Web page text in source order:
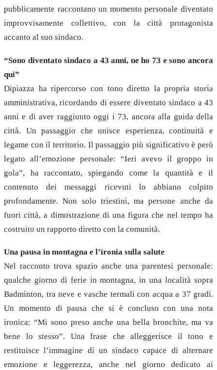
pubblicamente raccontano un momento personale diventato
improvvisamente collettivo, con la città protagonista
accanto al suo sindaco.
“Sono diventato sindaco a 43 anni, ne ho 73 e sono ancora
qui”
Dipiazza ha ripercorso con tono diretto la propria storia
amministrativa, ricordando di essere diventato sindaco a 43
anni e di aver raggiunto oggi i 73, ancora alla guida della
città. Un passaggio che unisce esperienza, continuità e
legame con il territorio. Il passaggio più significativo è però
legato all’emozione personale: “Ieri avevo il groppo in
gola”, ha raccontato, spiegando come la quantità e il
contenuto dei messaggi ricevuti lo abbiano colpito
profondamente. Non solo triestini, ma persone anche da
fuori città, a dimostrazione di una figura che nel tempo ha
costruito un rapporto diretto con la comunità.
Una pausa in montagna e l’ironia sulla salute
Nel racconto trova spazio anche una parentesi personale:
qualche giorno di ferie in montagna, in una località sopra
Badminton, tra neve e vasche termali con acqua a 37 gradi.
Un momento di pausa che si è concluso con una nota
ironica: “Mi sono preso anche una bella bronchite, ma va
bene lo stesso”. Una frase che alleggerisce il tono e
restituisce l’immagine di un sindaco capace di alternare
emozione e leggerezza, anche nel giorno dedicato ai